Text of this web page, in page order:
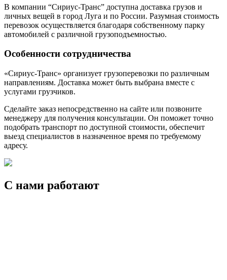
В компании “Сириус-Транс” доступна доставка грузов и
личных вещей в город Луга и по России. Разумная стоимость
перевозок осуществляется благодаря собственному парку
автомобилей с различной грузоподъемностью.
Особенности сотрудничества
«Сириус-Транс» организует грузоперевозки по различным
направлениям. Доставка может быть выбрана вместе с
услугами грузчиков.
Сделайте заказ непосредственно на сайте или позвоните
менеджеру для получения консультации. Он поможет точно
подобрать транспорт по доступной стоимости, обеспечит
выезд специалистов в назначенное время по требуемому
адресу.
С нами работают